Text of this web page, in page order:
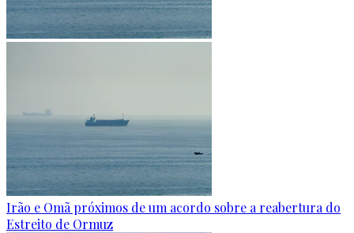
Irão e Omã próximos de um acordo sobre a reabertura do
Estreito de Ormuz